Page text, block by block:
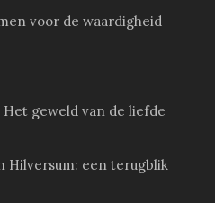
voor de waardigheid
Het geweld van de liefde
Hilversum: een terugblik